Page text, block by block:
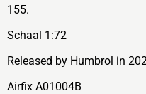
155.
Schaal 1:72
Released by Humbrol in
Airfix A01004B